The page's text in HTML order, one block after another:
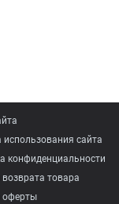
использования сайта
конфиденциальности
товарa
оферты